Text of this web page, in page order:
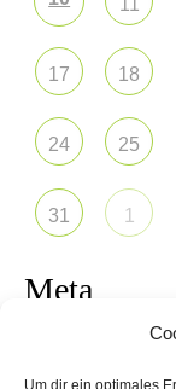
Um dir ein optimales
17 18
24 25
31 1
Meta